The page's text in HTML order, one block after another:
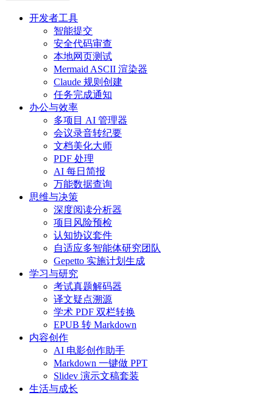
开发者工具
智能提交
安全代码审查
本地网页测试
Mermaid ASCII 渲染器
Claude 规则创建
任务完成通知
办公与效率
多项目 AI 管理器
会议录音转纪要
文档美化大师
PDF 处理
AI 每日简报
万能数据查询
思维与决策
深度阅读分析器
项目风险预检
认知协议套件
自适应多智能体研究团队
Gepetto 实施计划生成
学习与研究
考试真题解码器
译文疑点溯源
学术 PDF 双栏转换
EPUB 转 Markdown
内容创作
AI 电影创作助手
Markdown 一键做 PPT
Slidev 演示文稿套装
生活与成长